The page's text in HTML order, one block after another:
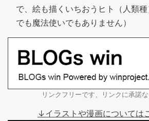
で、絵も描くいちおうヒト（人類
でも魔法使いでもありません）
リンクフリーです、リンクに承諾
↓イラストや漫画については